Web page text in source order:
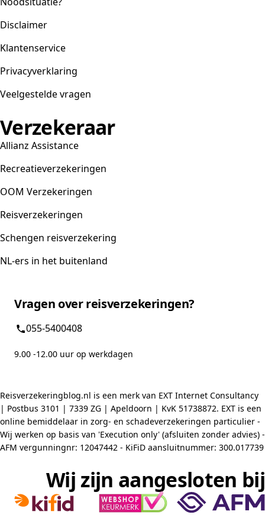
Disclaimer
Klantenservice
Privacyverklaring
Veelgestelde vragen
Verzekeraar
Allianz Assistance
Recreatieverzekeringen
OOM Verzekeringen
Reisverzekeringen
Schengen reisverzekering
NL-ers in het buitenland
Vragen over reisverzekeringen?
055-5400408
9.00 -12.00 uur op werkdagen
Reisverzekeringblog.nl is een merk van EXT Internet Consultancy
| Postbus 3101 | 7339 ZG | Apeldoorn | KvK 51738872. EXT is een
online bemiddelaar in zorg- en schadeverzekeringen particulier -
Wij werken op basis van 'Execution only' (afsluiten zonder advies) -
AFM vergunningnr: 12047442 - KiFiD aansluitnummer: 300.017739
Wij zijn aangesloten bij